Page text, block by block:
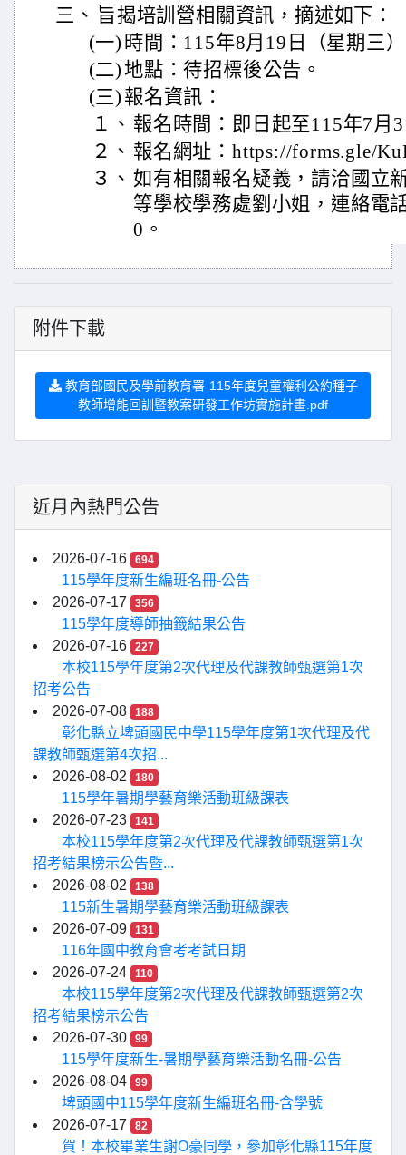
三、 旨揭培訓營相關資訊，摘述如下：
(一) 時間：115年8月19日（星期三
(二)地點：待招標後公告。
(三) 報名資訊：
１、 報名時間：即日起至115年7月
２、 報名網址：https://forms.gle/
３、 如有相關報名疑義，請洽國立
等學校學務處劉小姐，連絡電
0。
附件下載
教育部國民及學前教育署-115年度兒童權利公約種子
教師增能回訓暨教案研發工作坊實施計畫.pdf
近月內熱門公告
2026-07-16 694
115學年度新生編班名冊-公告
2026-07-17
356
115學年度導師抽籤結果公告
2026-07-16
227
本校115學年度第2次代理及代課教師甄選第1次
招考公告
2026-07-08
188
彰化縣立埤頭國民中學115學年度第1次代理及代
課教師甄選第4次招...
2026-08-02
180
115學年暑期學藝育樂活動班級課表
2026-07-23
141
本校115學年度第2次代理及代課教師甄選第1次
招考結果榜示公告暨...
2026-08-02
138
115新生暑期學藝育樂活動班級課表
2026-07-09
131
116年國中教育會考考試日期
2026-07-24
110
本校115學年度第2次代理及代課教師甄選第2次
招考結果榜示公告
2026-07-30
99
115學年度新生-暑期學藝育樂活動名冊-公告
2026-08-04
99
埤頭國中115學年度新生編班名冊-含學號
2026-07-17
82
賀！本校畢業生謝O豪同學，參加彰化縣115年度